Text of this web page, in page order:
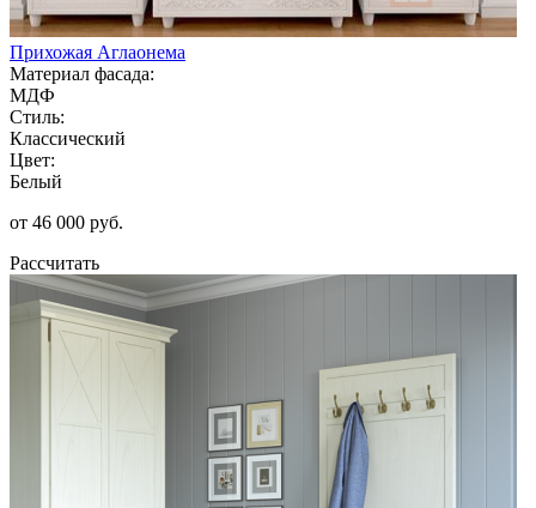
Прихожая Аглаонема
Материал фасада:
МДФ
Стиль:
Классический
Цвет:
Белый
от 46 000 руб.
Рассчитать